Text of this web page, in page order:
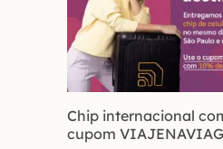
Chip internacional
cupom